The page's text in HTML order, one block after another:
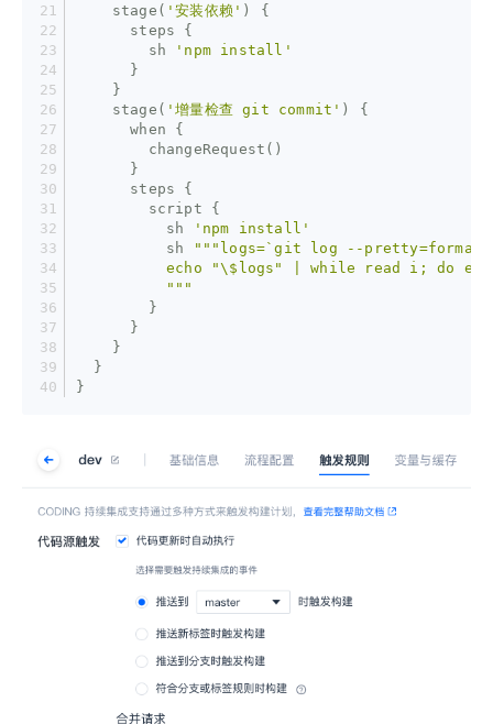
    stage(
'安装依赖' ) {
      steps {
        sh
'npm install'
      }
    }
    stage(
'增量检查 git commit' ) {
      when {
        changeRequest()
      }
      steps {
        script {
          sh
'npm install'
          sh
"""logs=`git log --
echo "\$logs" | while read i; do
          """
        }
      }
    }
  }
}